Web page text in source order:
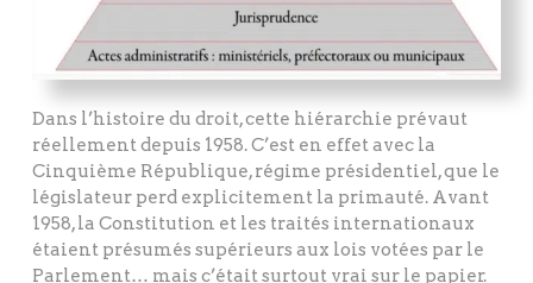
Dans l’histoire du droit, cette hiérarchie prévaut
réellement depuis 1958. C’est en effet avec la
Cinquième République, régime présidentiel, que le
législateur perd explicitement la primauté. Avant
1958, la Constitution et les traités internationaux
étaient présumés supérieurs aux lois votées par le
Parlement… mais c’était surtout vrai sur le papier.